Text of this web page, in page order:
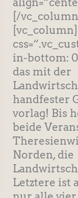
[/
in-bottom:
das mit der
handfester
vorlag! Bis
beide
Norden, die
Letztere ist